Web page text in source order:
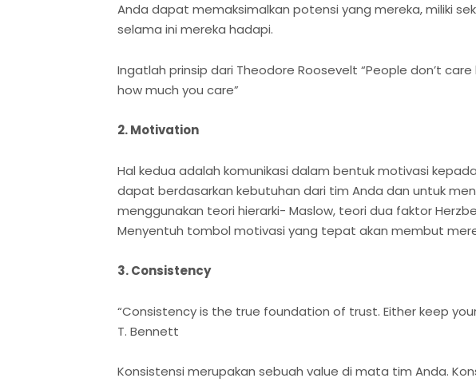
Anda dapat memaksimalkan potensi yang mereka, miliki
selama ini mereka hadapi.
Ingatlah prinsip dari Theodore Roosevelt “People don’t
how much you care”
2. Motivation
Hal kedua adalah komunikasi dalam bentuk motivasi
dapat berdasarkan kebutuhan dari tim Anda dan untuk
menggunakan teori hierarki- Maslow, teori dua faktor
Menyentuh tombol motivasi yang tepat akan membut
3. Consistency
“Consistency is the true foundation of trust. Either keep
T. Bennett
Konsistensi merupakan sebuah value di mata tim Anda.